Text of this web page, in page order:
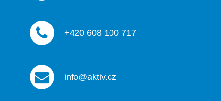
+420 608 100 717
info@aktiv.cz